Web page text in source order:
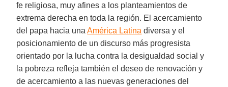
fe religiosa, muy afines a los planteamientos de
extrema derecha en toda la región. El acercamiento
del papa hacia unaAmérica Latina diversa y el
posicionamiento de un discurso más progresista
orientado por la lucha contra la desigualdad social y
la pobreza refleja también el deseo de renovación y
de acercamiento a las nuevas generaciones del